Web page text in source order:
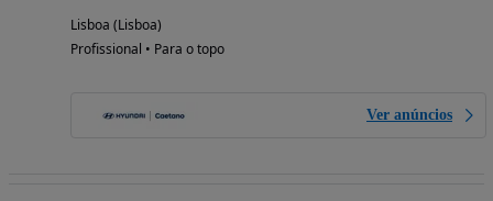
Lisboa (Lisboa)
Profissional • Para o topo
Ver anúncios